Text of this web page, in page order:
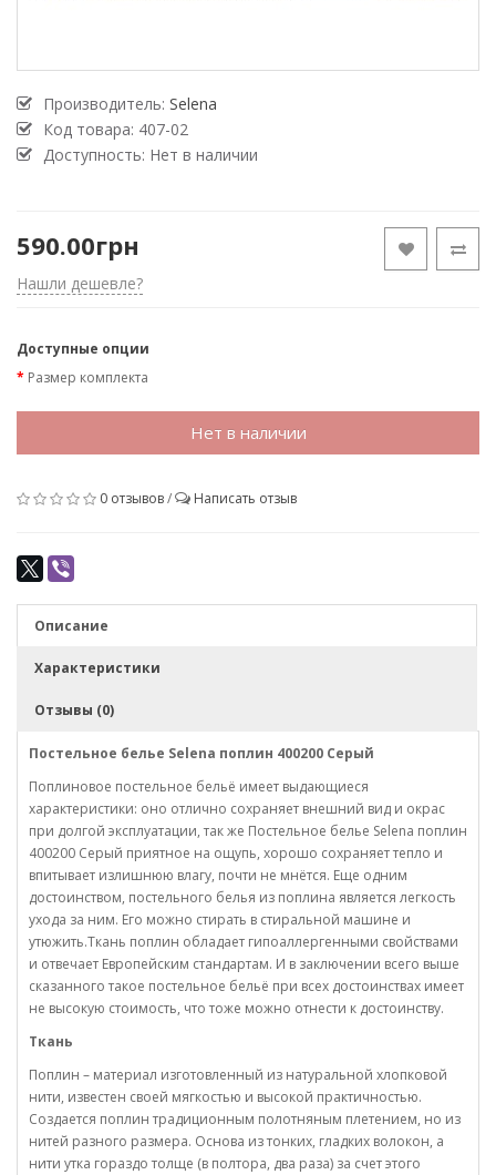
Производитель: Selena
Код товара: 407-02
Доступность: Нет в наличии
590.00грн
Нашли дешевле?
Доступные опции
Размер комплекта
Нет в наличии
0 отзывов/ Написать отзыв
Описание
Характеристики
Отзывы (0)
Постельное белье Selena поплин 400200 Серый
Поплиновое постельное бельё имеет выдающиеся
характеристики: оно отлично сохраняет внешний вид и окрас
при долгой эксплуатации, так же Постельное белье Selena поплин
400200 Серый приятное на ощупь, хорошо сохраняет тепло и
впитывает излишнюю влагу, почти не мнётся. Еще одним
достоинством, постельного белья из поплина является легкость
ухода за ним. Его можно стирать в стиральной машине и
утюжить.Ткань поплин обладает гипоаллергенными свойствами
и отвечает Европейским стандартам. И в заключении всего выше
сказанного такое постельное бельё при всех достоинствах имеет
не высокую стоимость, что тоже можно отнести к достоинству.
Ткань
Поплин – материал изготовленный из натуральной хлопковой
нити, известен своей мягкостью и высокой практичностью.
Создается поплин традиционным полотняным плетением, но из
нитей разного размера. Основа из тонких, гладких волокон, а
нити утка гораздо толще (в полтора, два раза) за счет этого